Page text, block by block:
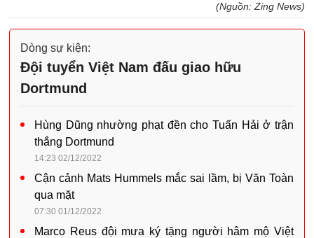
(Nguồn: Zing News)
Dòng sự kiện:
Đội tuyển Việt Nam đấu giao hữu
Dortmund
Hùng Dũng nhường phạt đền cho Tuấn Hải ở trận
thắng Dortmund
14:23 02/12/2022
Cận cảnh Mats Hummels mắc sai lầm, bị Văn Toàn
qua mặt
07:30 01/12/2022
Marco Reus đội mưa ký tặng người hâm mộ Việt